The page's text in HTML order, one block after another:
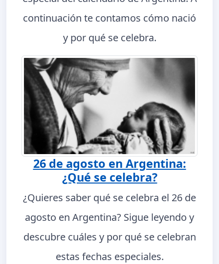
continuación te contamos cómo nació
y por qué se celebra.
26 de agosto en Argentina:
¿Qué se celebra?
¿Quieres saber qué se celebra el 26 de
agosto en Argentina? Sigue leyendo y
descubre cuáles y por qué se celebran
estas fechas especiales.